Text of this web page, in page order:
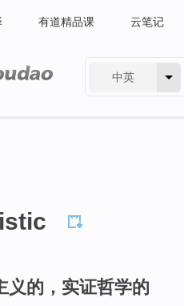
有道精品课 云笔记
中英
义的，实证哲学的